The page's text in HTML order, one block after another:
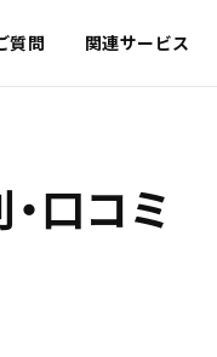
質問 関連サービス
口コミ